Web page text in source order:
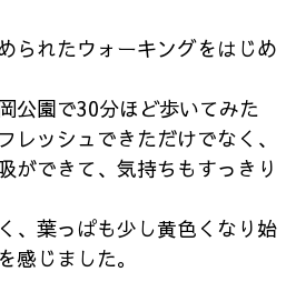
られたウォーキングをはじめ
公園で30分ほど歩いてみた
レッシュできただけでなく、
ができて、気持ちもすっきり
、葉っぱも少し黄色くなり始
感じました。